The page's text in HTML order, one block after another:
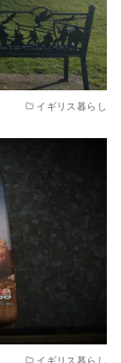
イギリス暮らし
イギリス暮らし